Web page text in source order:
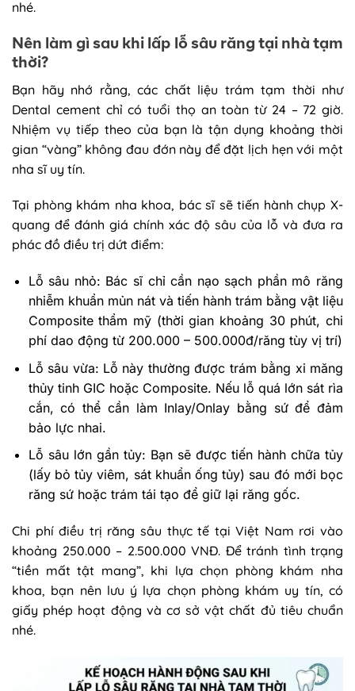
nhé.
Nên làm gì sau khi lấp lỗ sâu răng tại nhà tạm
thời?
Bạn hãy nhớ rằng, các chất liệu trám tạm thời như
Dental cement chỉ có tuổi thọ an toàn từ 24 – 72 giờ.
Nhiệm vụ tiếp theo của bạn là tận dụng khoảng thời
gian “vàng” không đau đớn này để đặt lịch hẹn với một
nha sĩ uy tín.
Tại phòng khám nha khoa, bác sĩ sẽ tiến hành chụp X-
quang để đánh giá chính xác độ sâu của lỗ và đưa ra
phác đồ điều trị dứt điểm:
Lỗ sâu nhỏ: Bác sĩ chỉ cần nạo sạch phần mô răng
nhiễm khuẩn mủn nát và tiến hành trám bằng vật liệu
Composite thẩm mỹ (thời gian khoảng 30 phút, chi
phí dao động từ 200.000 – 500.000đ/răng tùy vị trí)
Lỗ sâu vừa: Lỗ này thường được trám bằng xi măng
thủy tinh GIC hoặc Composite. Nếu lỗ quá lớn sát rìa
cắn, có thể cần làm Inlay/Onlay bằng sứ để đảm
bảo lực nhai.
Lỗ sâu lớn gần tủy: Bạn sẽ được tiến hành chữa tủy
(lấy bỏ tủy viêm, sát khuẩn ống tủy) sau đó mới bọc
răng sứ hoặc trám tái tạo để giữ lại răng gốc.
Chi phí điều trị răng sâu thực tế tại Việt Nam rơi vào
khoảng 250.000 – 2.500.000 VNĐ. Để tránh tình trạng
“tiền mất tật mang”, khi lựa chọn phòng khám nha
khoa, bạn nên lưu ý lựa chọn phòng khám uy tín, có
giấy phép hoạt động và cơ sở vật chất đủ tiêu chuẩn
nhé.